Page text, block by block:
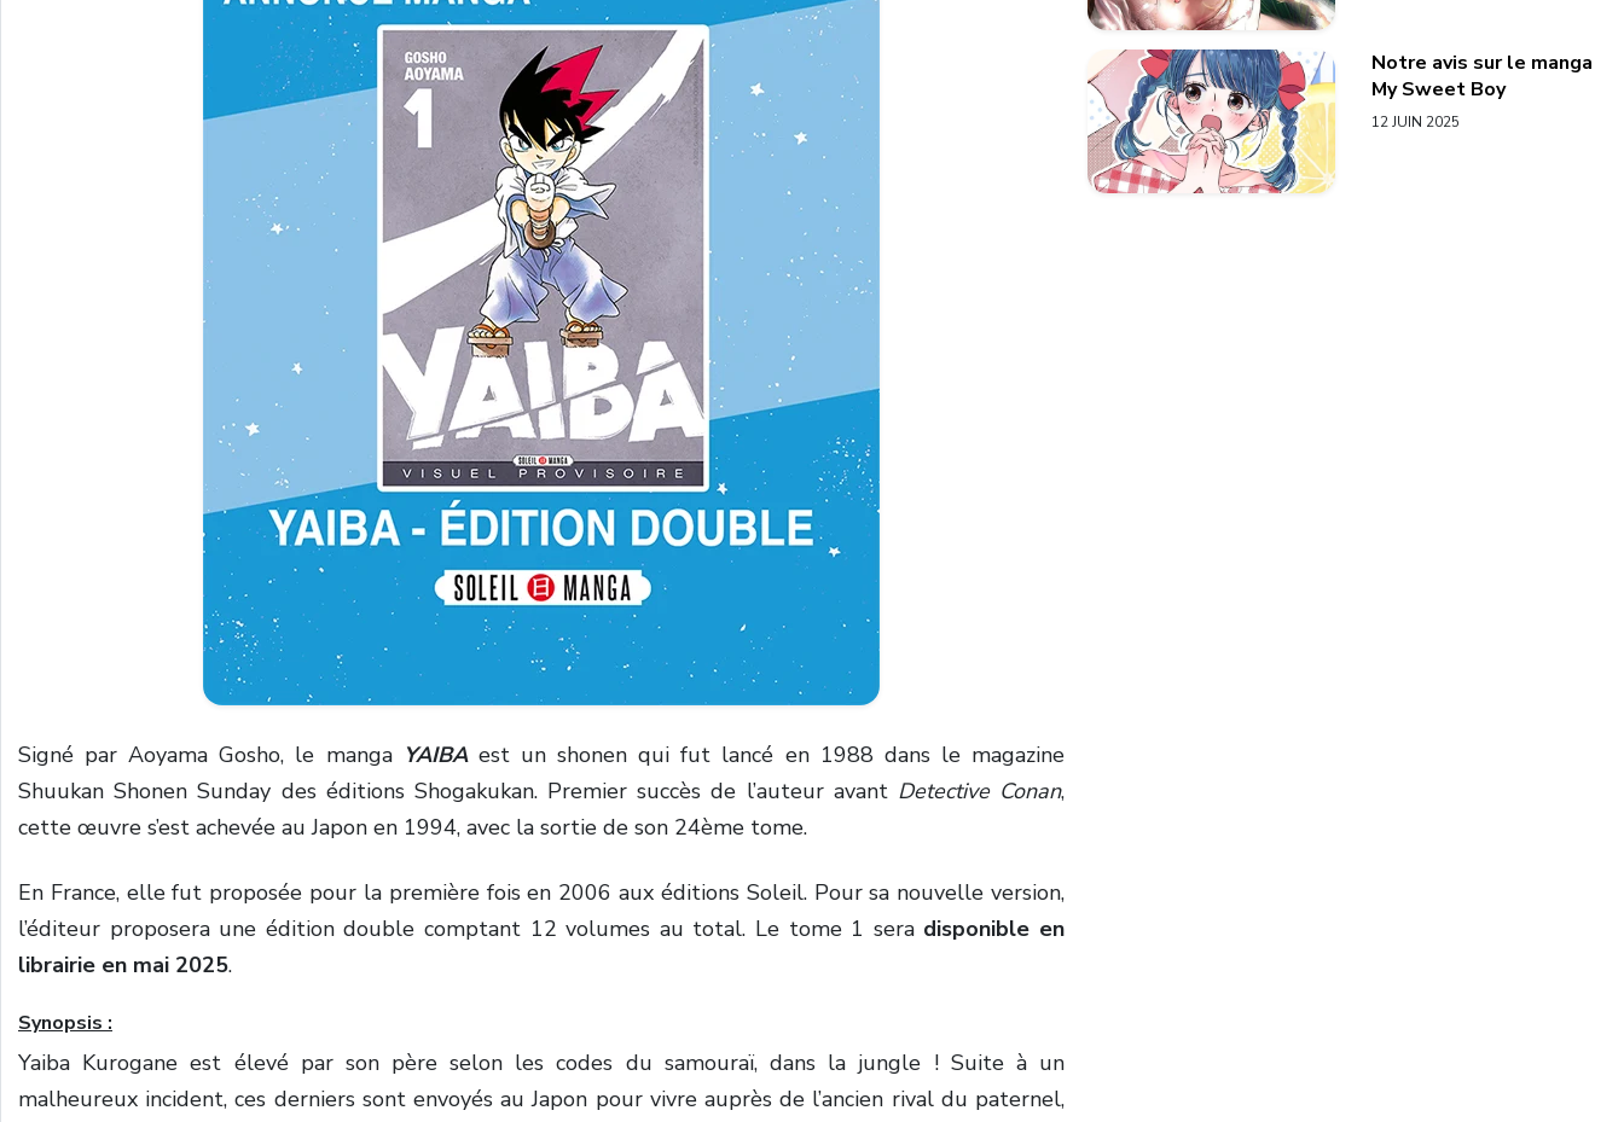
Signé par Aoyama Gosho, le manga YAIBA est un shonen qui fut lancé en 1988 dans le magazine
Shuukan Shonen Sunday des éditions Shogakukan. Premier succès de l’auteur avant Detective Conan,
cette œuvre s’est achevée au Japon en 1994, avec la sortie de son 24ème tome.
En France, elle fut proposée pour la première fois en 2006 aux éditions Soleil. Pour sa nouvelle version,
l’éditeur proposera une édition double comptant 12 volumes au total. Le tome 1 sera disponible en
librairie en mai 2025.
Synopsis :
Yaiba Kurogane est élevé par son père selon les codes du samouraï, dans la jungle ! Suite à un
malheureux incident, ces derniers sont envoyés au Japon pour vivre auprès de l’ancien rival du paternel,
Notre avis sur le manga
My Sweet Boy
12 JUIN 2025